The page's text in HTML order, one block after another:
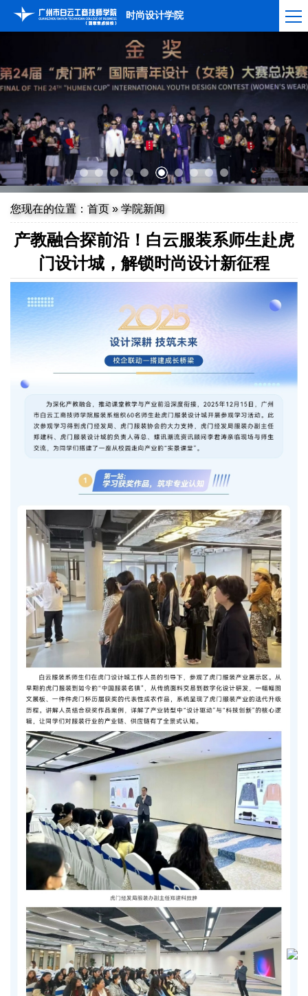
时尚设计学院
您现在的位置： 首页 »学院新闻
产教融合探前沿！白云服装系师生赴虎
门设计城，解锁时尚设计新征程